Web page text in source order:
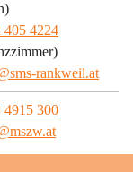
405 4224
rankweil.at
4915 300